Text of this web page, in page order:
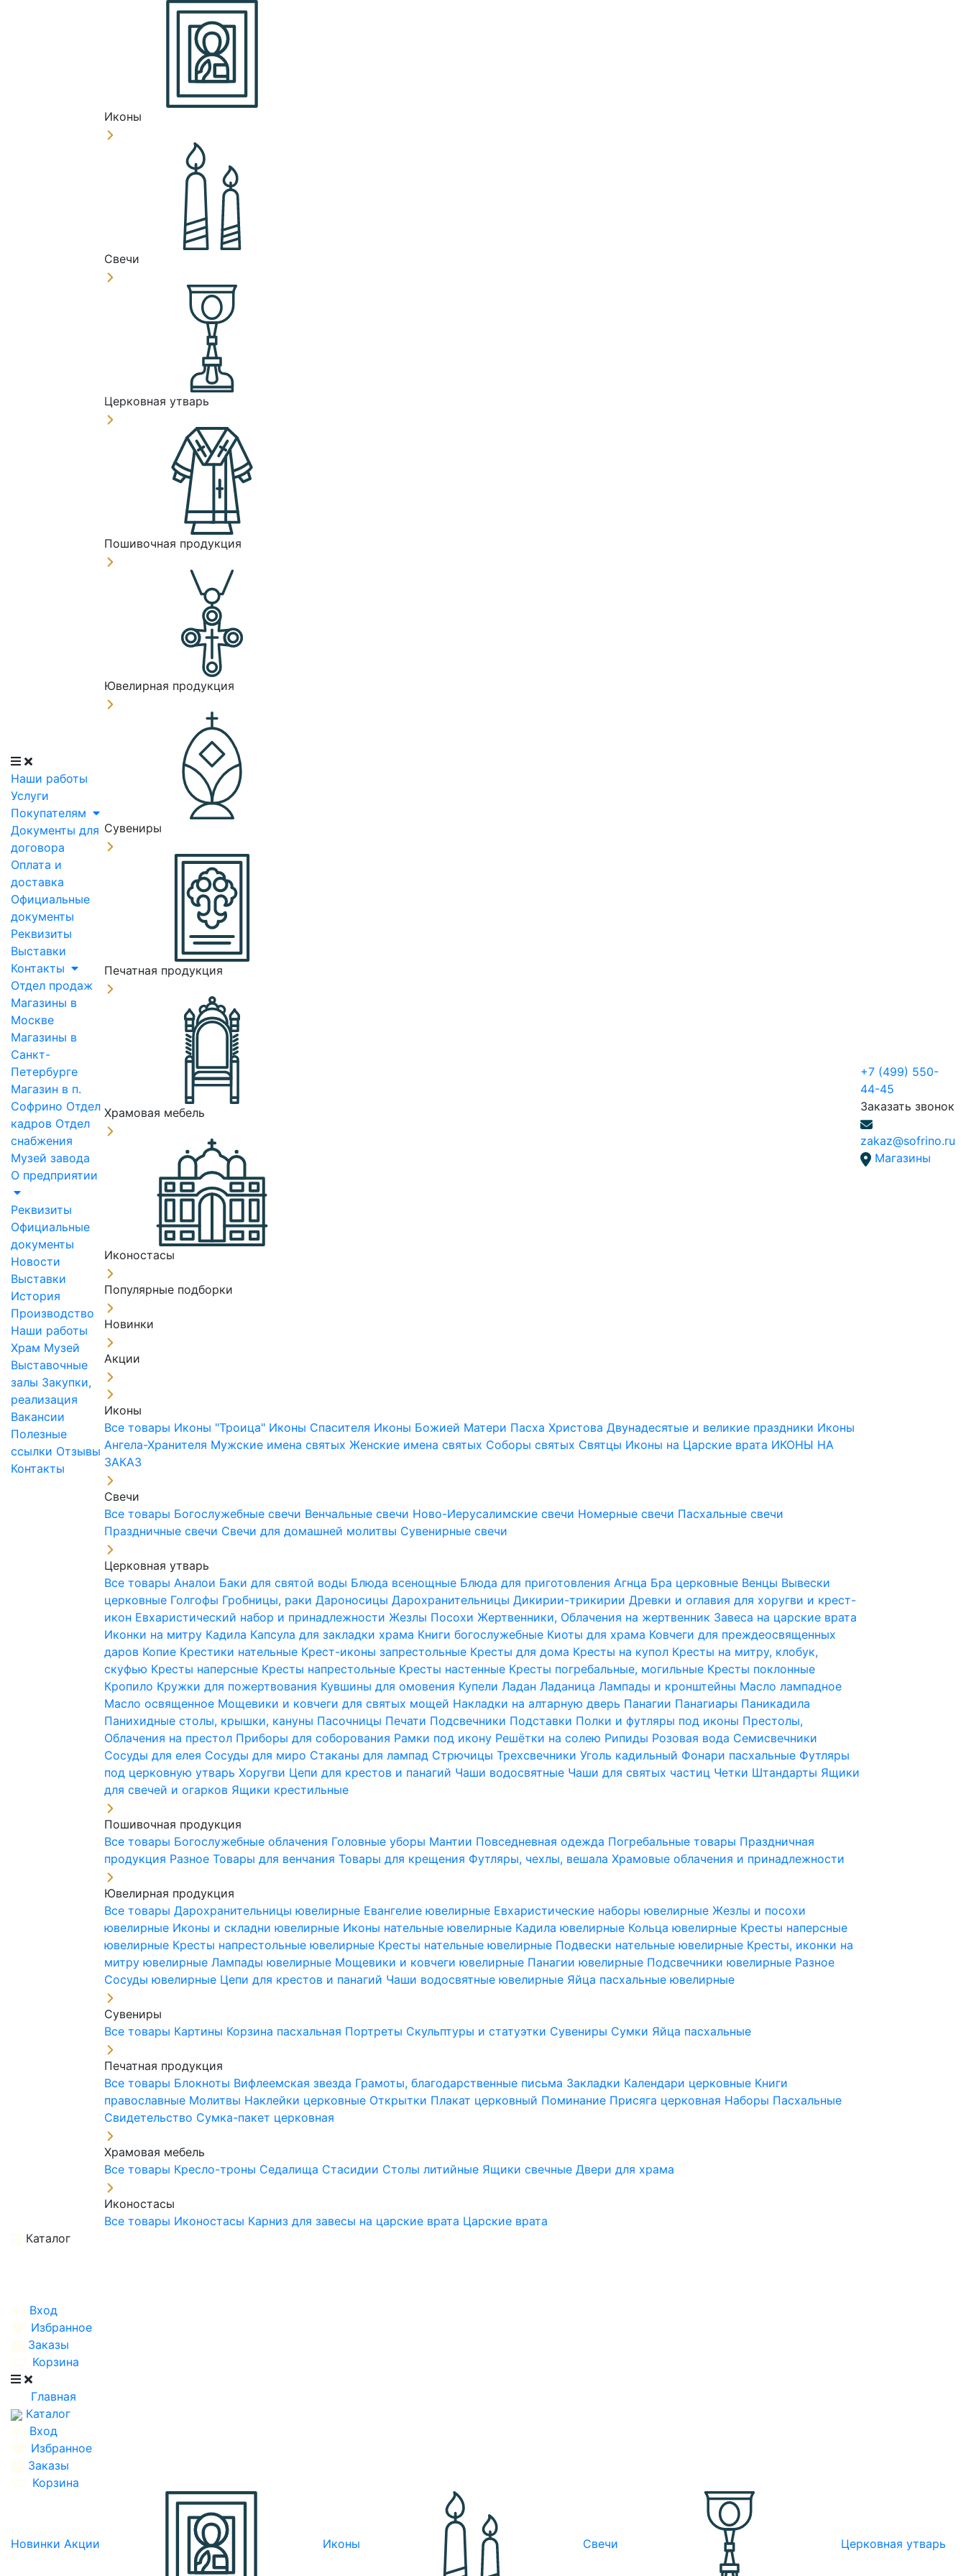
Наши работы
Услуги
Покупателям
Документы для
договора
Оплата и
доставка
Официальные
документы
Реквизиты
Выставки
Контакты
Отдел продаж
Магазины в
Москве
Магазины в
Санкт-
Петербурге
Магазин в п.
Софрино Отдел
кадров Отдел
снабжения
Музей завода
О предприятии
Реквизиты
Официальные
документы
Новости
Выставки
История
Производство
Наши работы
Храм Музей
Выставочные
залы Закупки,
реализация
Вакансии
Полезные
ссылки Отзывы
Контакты
Иконы
Свечи
Церковная утварь
Пошивочная продукция
Ювелирная продукция
Сувениры
Печатная продукция
Храмовая мебель
Иконостасы
Популярные подборки
Новинки
Акции
Иконы
Все товары Иконы "Троица" Иконы Спасителя Иконы Божией Матери Пасха ХристоваДвунадесятые и великие праздники Иконы
Ангела-Хранителя Мужские имена святыхЖенские имена святых Соборы святых Святцы Иконы на Царские врата ИКОНЫ НА
ЗАКАЗ
Свечи
Все товары Богослужебные свечи Венчальные свечи Ново-Иерусалимские свечи Номерные свечи Пасхальные свечи
Праздничные свечи Свечи для домашней молитвы Сувенирные свечи
Церковная утварь
Все товарыАналои Баки для святой воды Блюда всенощные Блюда для приготовления Агнца Бра церковные Венцы Вывески
церковные Голгофы Гробницы, ракиДароносицыДарохранительницыДикирии-трикирииДревки и оглавия для хоругви и крест-
икон Евхаристический набор и принадлежностиЖезлы ПосохиЖертвенники, Облачения на жертвенник Завеса на царские врата
Иконки на митру Кадила Капсула для закладки храма Книги богослужебные Киоты для храма Ковчеги для преждеосвященных
даров Копие Крестики нательные Крест-иконы запрестольные Кресты для дома Кресты на купол Кресты на митру, клобук,
скуфью Кресты наперсные Кресты напрестольные Кресты настенные Кресты погребальные, могильные Кресты поклонные
Кропило Кружки для пожертвования Кувшины для омовения КупелиЛаданЛаданицаЛампады и кронштейны Масло лампадное
Масло освященное Мощевики и ковчеги для святых мощей Накладки на алтарную дверь Панагии Панагиары Паникадила
Панихидные столы, крышки, кануны Пасочницы Печати Подсвечники Подставки Полки и футляры под иконы Престолы,
Облачения на престол Приборы для соборования Рамки под икону Решётки на солею Рипиды Розовая вода Семисвечники
Сосуды для елея Сосуды для миро Стаканы для лампад СтрючицыТрехсвечникиУголь кадильный Фонари пасхальные Футляры
под церковную утварьХоругви Цепи для крестов и панагий Чаши водосвятные Чаши для святых частиц Четки Штандарты Ящики
для свечей и огарков Ящики крестильные
Пошивочная продукция
Все товары Богослужебные облачения Головные уборы Мантии Повседневная одежда Погребальные товары Праздничная
продукция РазноеТовары для венчанияТовары для крещения Футляры, чехлы, вешалаХрамовые облачения и принадлежности
Ювелирная продукция
Все товарыДарохранительницы ювелирные Евангелие ювелирные Евхаристические наборы ювелирныеЖезлы и посохи
ювелирные Иконы и складни ювелирные Иконы нательные ювелирные Кадила ювелирные Кольца ювелирные Кресты наперсные
ювелирные Кресты напрестольные ювелирные Кресты нательные ювелирные Подвески нательные ювелирные Кресты, иконки на
митру ювелирныеЛампады ювелирные Мощевики и ковчеги ювелирные Панагии ювелирные Подсвечники ювелирные Разное
Сосуды ювелирные Цепи для крестов и панагий Чаши водосвятные ювелирные Яйца пасхальные ювелирные
Сувениры
Все товары Картины Корзина пасхальная Портреты Скульптуры и статуэтки Сувениры Сумки Яйца пасхальные
Печатная продукция
Все товары Блокноты Вифлеемская звезда Грамоты, благодарственные письма Закладки Календари церковные Книги
православные Молитвы Наклейки церковные Открытки Плакат церковный Поминание Присяга церковная Наборы Пасхальные
Свидетельство Сумка-пакет церковная
Храмовая мебель
Все товары Кресло-троны Седалища Стасидии Столы литийные Ящики свечныеДвери для храма
Иконостасы
Все товары Иконостасы Карниз для завесы на царские врата Царские врата
+7 (499) 550-
44-45
Заказать звонок
zakaz@sofrino.ru
Магазины
Каталог
Вход
Избранное
Заказы
Корзина
Главная
Каталог
Вход
Избранное
Заказы
Корзина
Новинки Акции Иконы Свечи Церковная утварь